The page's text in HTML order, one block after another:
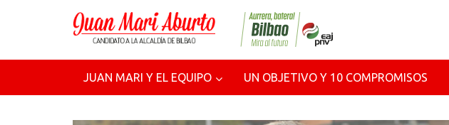
JUAN MARI Y EL EQUIPO UN OBJETIVO Y 10 COMPROMISOS